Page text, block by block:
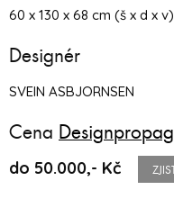
60 x 130 x 68 cm (š x d x v)
Designér
SVEIN ASBJORNSEN
Cena
do 50.000,- Kč